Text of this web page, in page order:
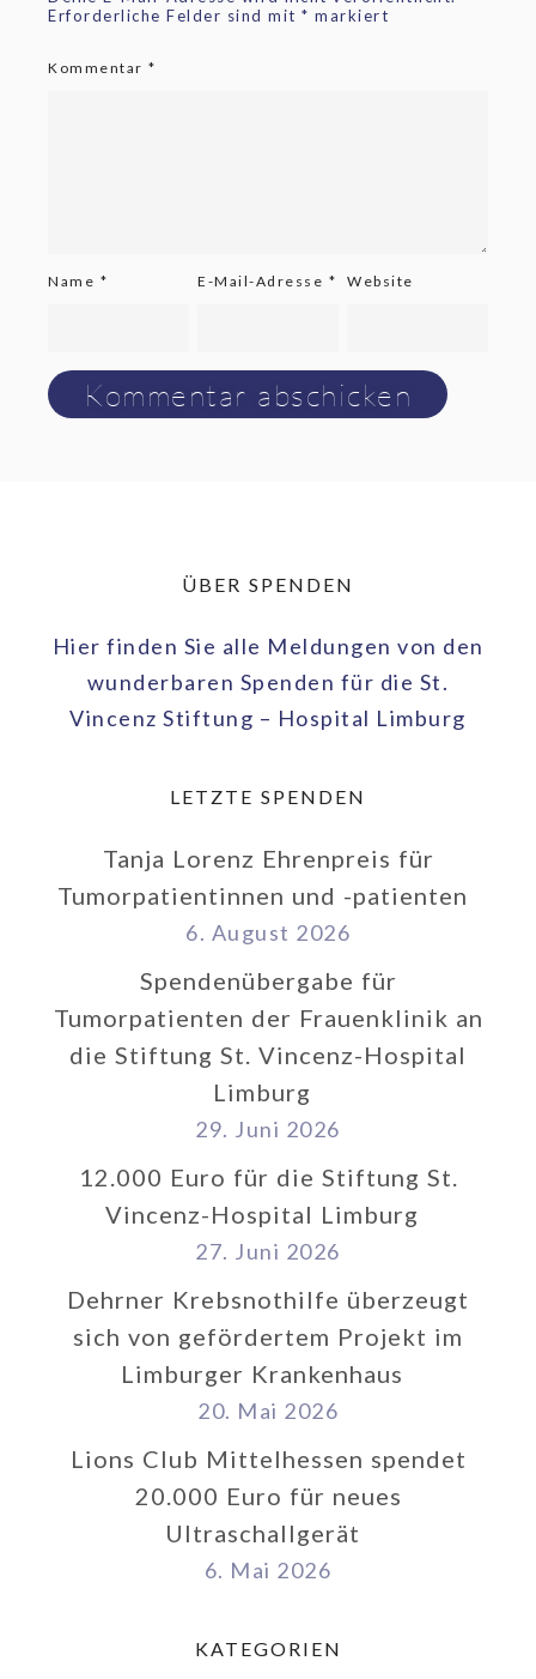
Erforderliche Felder sind mit * markiert
Kommentar *
Name * E-Mail-Adresse * Website
ÜBER SPENDEN
Hier finden Sie alle Meldungen von den
wunderbaren Spenden für die St.
Vincenz Stiftung – Hospital Limburg
LETZTE SPENDEN
Tanja Lorenz Ehrenpreis für
Tumorpatientinnen und -patienten
6. August 2026
Spendenübergabe für
Tumorpatienten der Frauenklinik an
die Stiftung St. Vincenz-Hospital
Limburg
29. Juni 2026
12.000 Euro für die Stiftung St.
Vincenz-Hospital Limburg
27. Juni 2026
Dehrner Krebsnothilfe überzeugt
sich von gefördertem Projekt im
Limburger Krankenhaus
20. Mai 2026
Lions Club Mittelhessen spendet
20.000 Euro für neues
Ultraschallgerät
6. Mai 2026
KATEGORIEN